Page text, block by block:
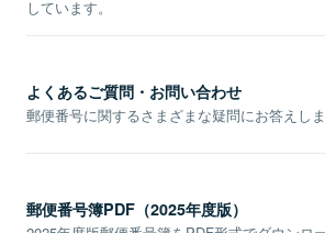
しています。
よくあるご質問・お問い合わせ
郵便番号に関するさまざまな疑問にお答えしま
郵便番号簿PDF（2025年度版）